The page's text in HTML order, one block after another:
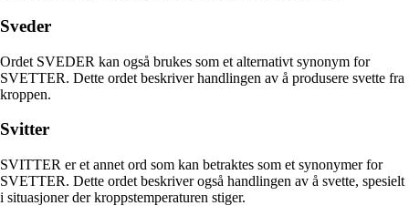
Sveder
Ordet SVEDER kan også brukes som et alternativt synonym for
SVETTER. Dette ordet beskriver handlingen av å produsere svette fra
kroppen.
Svitter
SVITTER er et annet ord som kan betraktes som et synonymer for
SVETTER. Dette ordet beskriver også handlingen av å svette, spesielt
i situasjoner der kroppstemperaturen stiger.